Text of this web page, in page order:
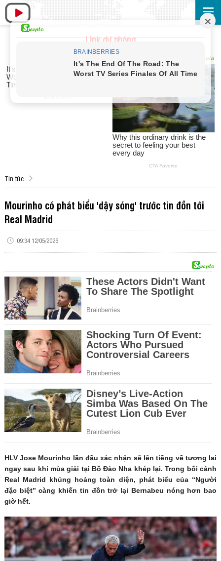
Link dự phòng
Tin tức
Mourinho có phát biểu 'dậy sóng' trước tin đồn tới
Real Madrid
09:34 12/05/2026
HLV Jose Mourinho lần đầu xác nhận sẽ lên tiếng về tương lai
ngay sau khi mùa giải tại Bồ Đào Nha khép lại. Trong bối cảnh
Real Madrid khủng hoảng toàn diện, phát biểu của “Người
đặc biệt” càng khiến tin đồn trở lại Bernabeu nóng hơn bao
giờ hết.